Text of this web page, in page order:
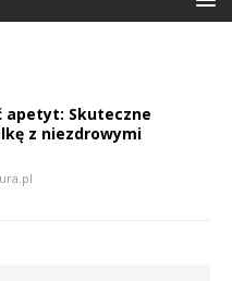
apetyt: Skuteczne
z niezdrowymi